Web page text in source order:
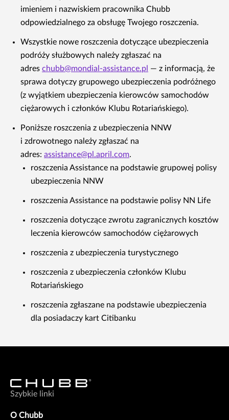
imieniem i nazwiskiem pracownika Chubb
odpowiedzialnego za obsługę Twojego roszczenia.
Wszystkie nowe roszczenia dotyczące ubezpieczenia
podróży służbowych należy zgłaszać na
adres chubb@mondial-assistance.pl — z informacją, że
sprawa dotyczy grupowego ubezpieczenia podróżnego
(z wyjątkiem ubezpieczenia kierowców samochodów
ciężarowych i członków Klubu Rotariańskiego).
Poniższe roszczenia z ubezpieczenia NNW
i zdrowotnego należy zgłaszać na
adres: assistance@pl.april.com.
roszczenia Assistance na podstawie grupowej polisy
ubezpieczenia NNW
roszczenia Assistance na podstawie polisy NN Life
roszczenia dotyczące zwrotu zagranicznych kosztów
leczenia kierowców samochodów ciężarowych
roszczenia z ubezpieczenia turystycznego
roszczenia z ubezpieczenia członków Klubu
Rotariańskiego
roszczenia zgłaszane na podstawie ubezpieczenia
dla posiadaczy kart Citibanku
Szybkie linki
O Chubb